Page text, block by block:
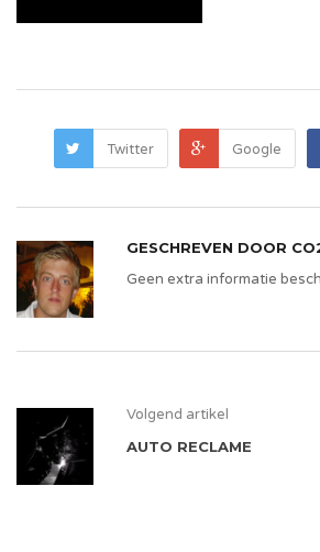
Twitter Google
GESCHREVEN DOOR
Geen extra informatie
Volgend artikel
AUTO RECLAME